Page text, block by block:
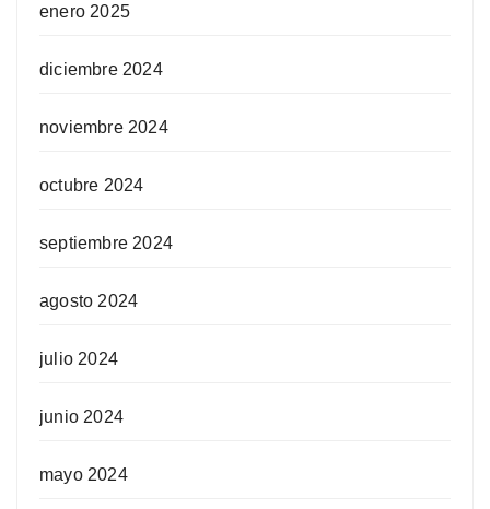
enero 2025
diciembre 2024
noviembre 2024
octubre 2024
septiembre 2024
agosto 2024
julio 2024
junio 2024
mayo 2024